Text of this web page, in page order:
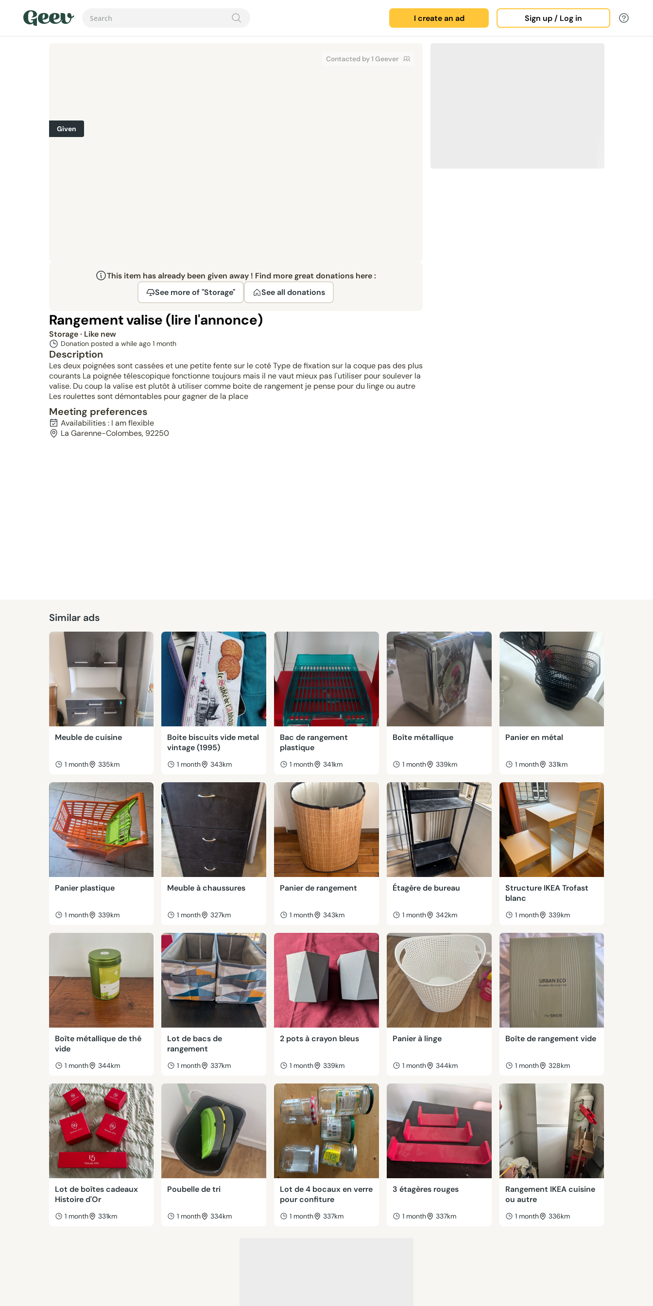
I create an ad Sign up / Log in
Contacted by 1 Geever
Given
This item has already been given away ! Find more great donations here :
See more of "Storage"
See all donations
Rangement valise (lire l'annonce)
Storage· Like new
Donation posted a while ago 1 month
Description
Les deux poignées sont cassées et une petite fente sur le coté Type de fixation sur la coque pas des plus
courants La poignée télescopique fonctionne toujours mais il ne vaut mieux pas l'utiliser pour soulever la
valise. Du coup la valise est plutôt à utiliser comme boite de rangement je pense pour du linge ou autre
Les roulettes sont démontables pour gagner de la place
Meeting preferences
Availabilities : I am flexible
La Garenne-Colombes, 92250
Similar ads
Meuble de cuisine
1 month 335km
Boite biscuits vide metal
vintage (1995)
1 month 343km
Bac de rangement
plastique
1 month 341km
Boîte métallique
1 month 339km
Panier en métal
1 month 331km
Panier plastique
1 month 339km
Meuble à chaussures
1 month 327km
Panier de rangement
1 month 343km
Étagère de bureau
1 month 342km
Structure IKEA Trofast
blanc
1 month 339km
Boîte métallique de thé
vide
1 month 344km
Lot de bacs de
rangement
1 month 337km
2 pots à crayon bleus
1 month 339km
Panier à linge
1 month 344km
Boîte de rangement vide
1 month 328km
Lot de boîtes cadeaux
Histoire d'Or
1 month 331km
Poubelle de tri
1 month 334km
Lot de 4 bocaux en verre
pour confiture
1 month 337km
3 étagères rouges
1 month 337km
Rangement IKEA cuisine
ou autre
1 month 336km